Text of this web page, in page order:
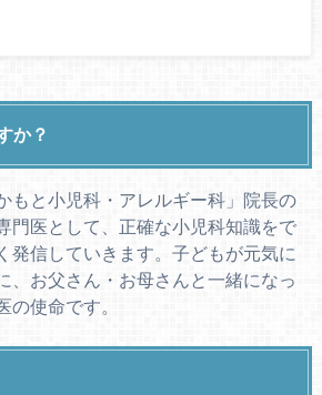
か？
もと小児科・アレルギー科」院長の
門医として、正確な小児科知識をで
発信していきます。子どもが元気に
、お父さん・お母さんと一緒になっ
の使命です。